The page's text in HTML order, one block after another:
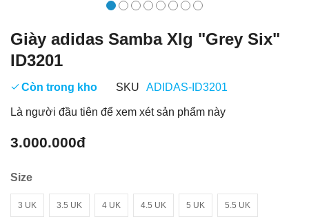
Giày adidas Samba Xlg "Grey Six"
ID3201
Còn trong kho SKU ADIDAS-ID3201
Là người đầu tiên để xem xét sản phẩm này
3.000.000đ
Size
3 UK 3.5 UK 4 UK 4.5 UK 5 UK 5.5 UK